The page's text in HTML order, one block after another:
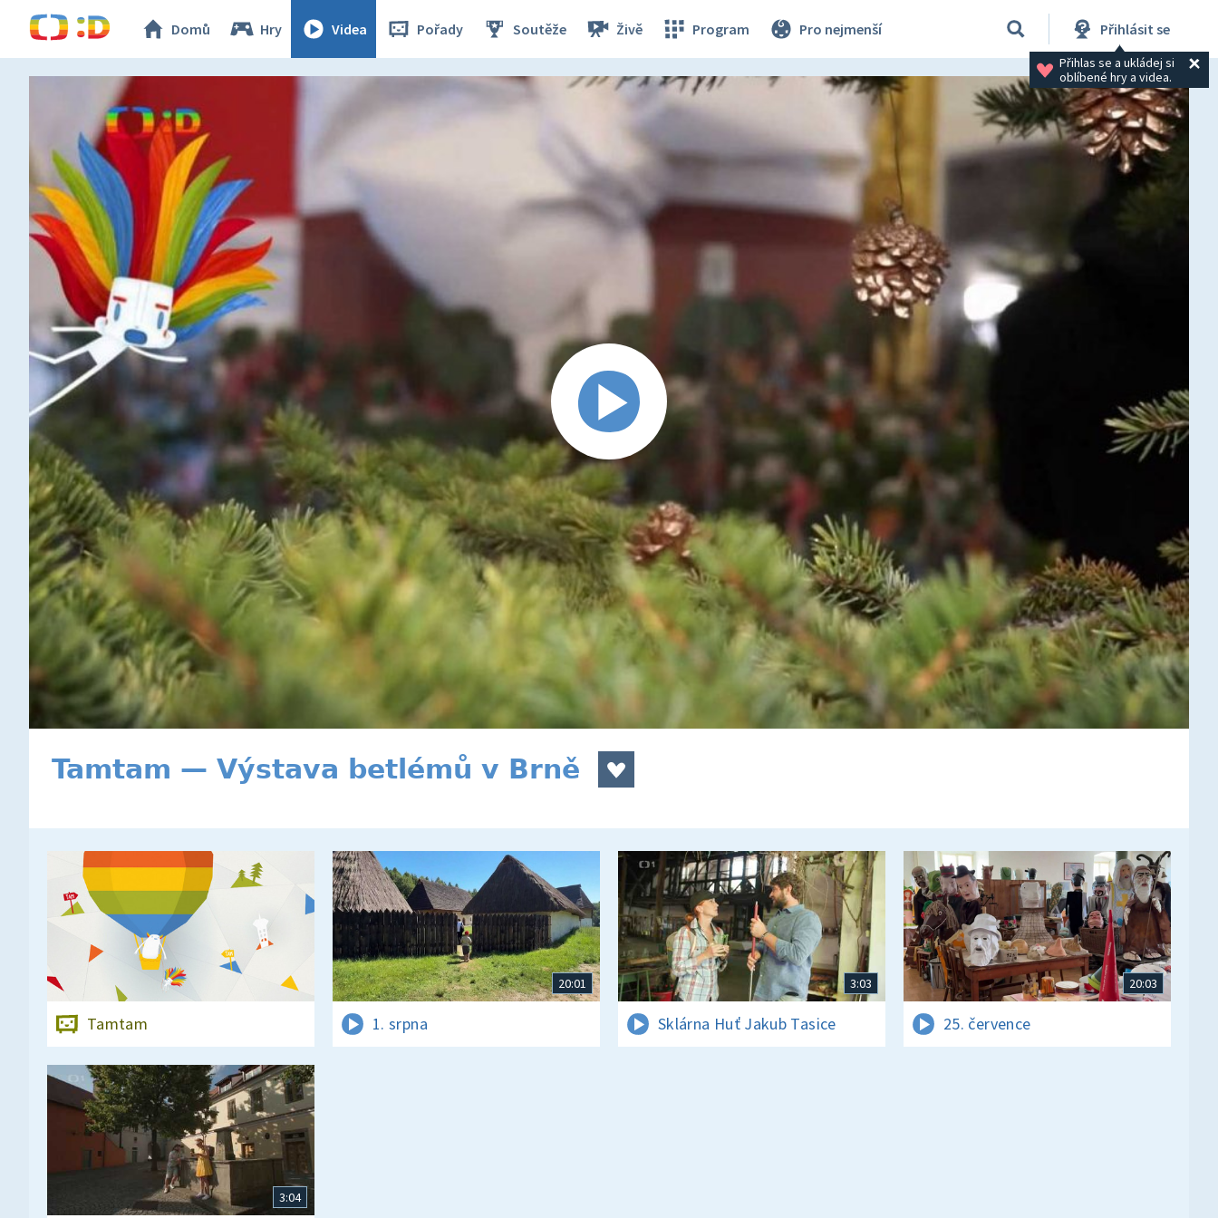
Domů Hry Videa Pořady Soutěže Živě Program Pro nejmenší Přihlásit se
Přihlas se a ukládej si
oblíbené hry a videa.
Tamtam — Výstava betlémů v Brně
Tamtam
20:01
1. srpna
3:03
Sklárna Huť Jakub Tasice
20:03
25. července
3:04